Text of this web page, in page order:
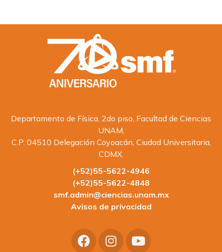
Departamento de Física, 2do piso, Facultad de Ciencias
UNAM,
C.P. 04510 Delegación Coyoacán, Ciudad Universitaria,
CDMX.
(+52)55-5622-4946
(+52)55-5622-4848
smf.admin@ciencias.unam.mx
Avisos de privacidad